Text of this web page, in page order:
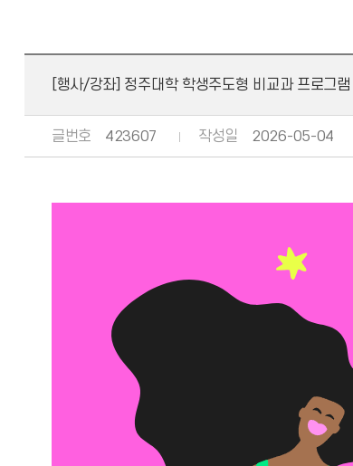
[행사/강좌] 정주대학 학생주도형 비교과 프로그
글번호 423607 작성일 2026-05-04